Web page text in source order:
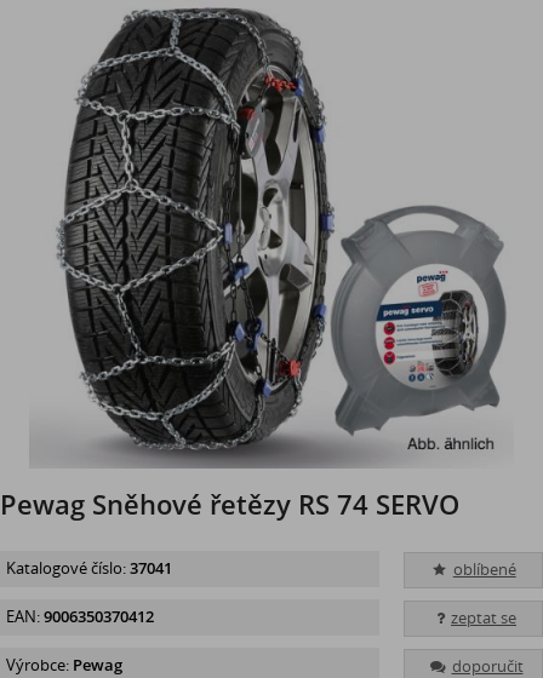
Pewag Sněhové řetězy RS 74 SERVO
oblíbené
zeptat se
doporučit
Katalogové číslo:37041
EAN:9006350370412
Výrobce: Pewag